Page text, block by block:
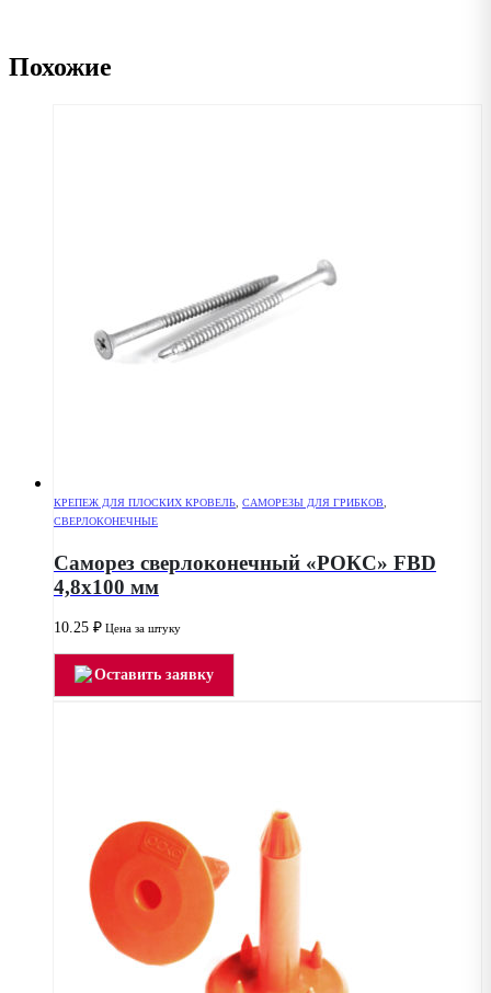
Похожие
КРЕПЕЖ ДЛЯ ПЛОСКИХ КРОВЕЛЬ САМОРЕЗЫ ДЛЯ ГРИБКОВ
СВЕРЛОКОНЕЧНЫЕ
Саморез сверлоконечный «РОКС» FBD
4,8х100 мм
10.25 ₽ Цена за штуку
Оставить заявку